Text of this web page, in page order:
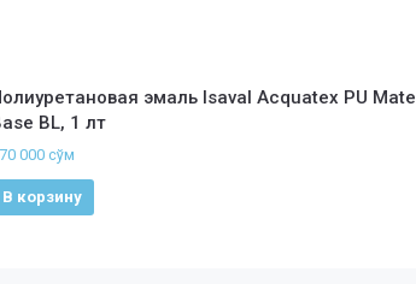
эмаль Isaval Acquatex PU Mate
BL, 1 лт
000 сўм
В корзину